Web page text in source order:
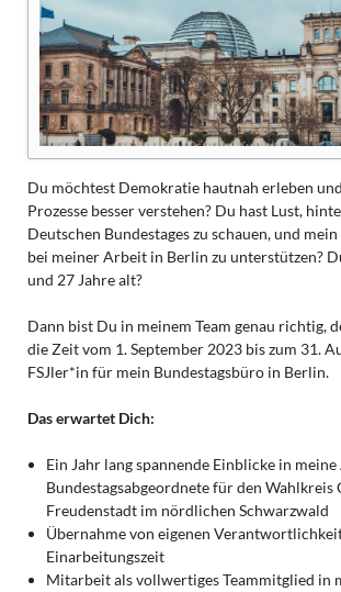
Du möchtest Demokratie hautnah erleben
Prozesse besser verstehen? Du hast Lust,
Deutschen Bundestages zu schauen, und
bei meiner Arbeit in Berlin zu unterstützen?
und 27 Jahre alt?
Dann bist Du in meinem Team genau richtig,
die Zeit vom 1. September 2023 bis zum 31.
FSJler*in für mein Bundestagsbüro in Berlin.
Das erwartet Dich:
Ein Jahr lang spannende Einblicke in
Bundestagsabgeordnete für den Wahlkreis
Freudenstadt im nördlichen Schwarzwald
Übernahme von eigenen
Einarbeitungszeit
Mitarbeit als vollwertiges Teammitglied in